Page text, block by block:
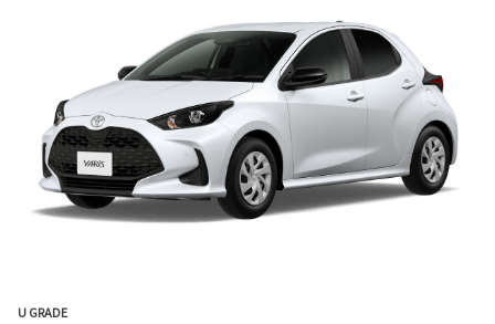
U GRADE